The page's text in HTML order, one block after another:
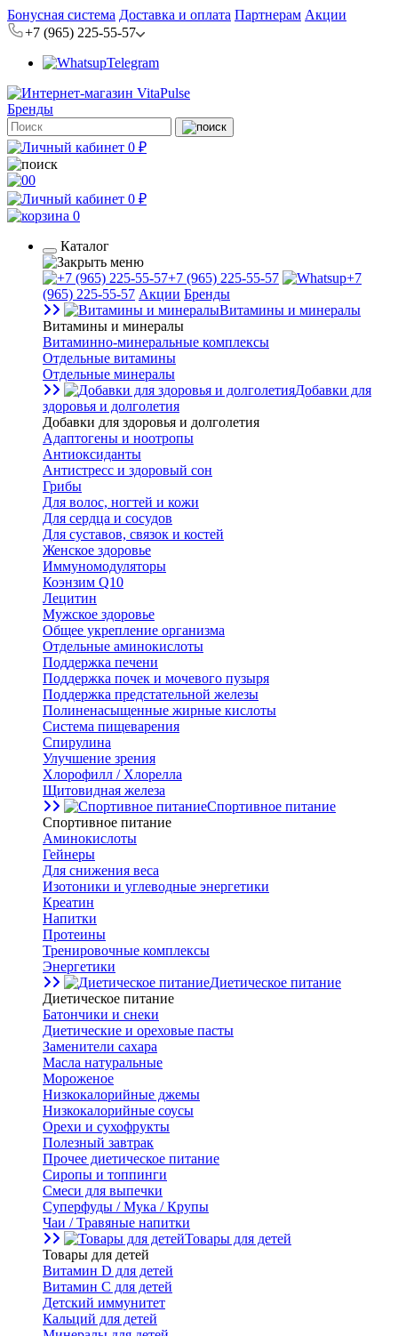
Бонусная система Доставка и оплата Партнерам Акции
+7 (965) 225-55-57
Telegram
Бренды
0 ₽
0
0 ₽
0
Каталог
+7 (965) 225-55-57
+7
(965) 225-55-57 Акции Бренды
Витамины и минералы
Витамины и минералы
Витаминно-минеральные комплексы
Отдельные витамины
Отдельные минералы
Добавки для
здоровья и долголетия
Добавки для здоровья и долголетия
Адаптогены и ноотропы
Антиоксиданты
Антистресс и здоровый сон
Грибы
Для волос, ногтей и кожи
Для сердца и сосудов
Для суставов, связок и костей
Женское здоровье
Иммуномодуляторы
Коэнзим Q10
Лецитин
Мужское здоровье
Общее укрепление организма
Отдельные аминокислоты
Поддержка печени
Поддержка почек и мочевого пузыря
Поддержка предстательной железы
Полиненасыщенные жирные кислоты
Система пищеварения
Спирулина
Улучшение зрения
Хлорофилл / Хлорелла
Щитовидная железа
Спортивное питание
Спортивное питание
Аминокислоты
Гейнеры
Для снижения веса
Изотоники и углеводные энергетики
Креатин
Напитки
Протеины
Тренировочные комплексы
Энергетики
Диетическое питание
Диетическое питание
Батончики и снеки
Диетические и ореховые пасты
Заменители сахара
Масла натуральные
Мороженое
Низкокалорийные джемы
Низкокалорийные соусы
Орехи и сухофрукты
Полезный завтрак
Прочее диетическое питание
Сиропы и топпинги
Смеси для выпечки
Суперфуды / Мука / Крупы
Чаи / Травяные напитки
Товары для детей
Товары для детей
Витамин D для детей
Витамин С для детей
Детский иммунитет
Кальций для детей